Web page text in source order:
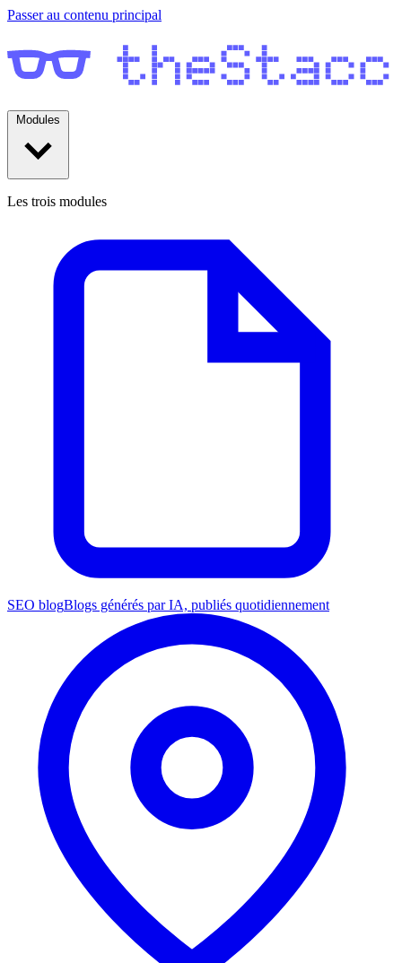
Passer au contenu principal
Les trois modules
SEO blogBlogs générés par IA, publiés quotidiennement